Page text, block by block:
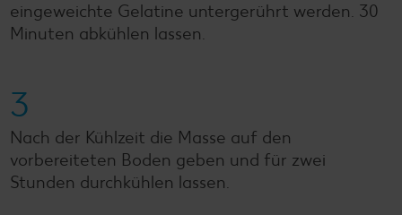
eingeweichte Gelatine untergerührt werden. 30
Minuten abkühlen lassen.
3
Nach der Kühlzeit die Masse auf den
vorbereiteten Boden geben und für zwei
Stunden durchkühlen lassen.